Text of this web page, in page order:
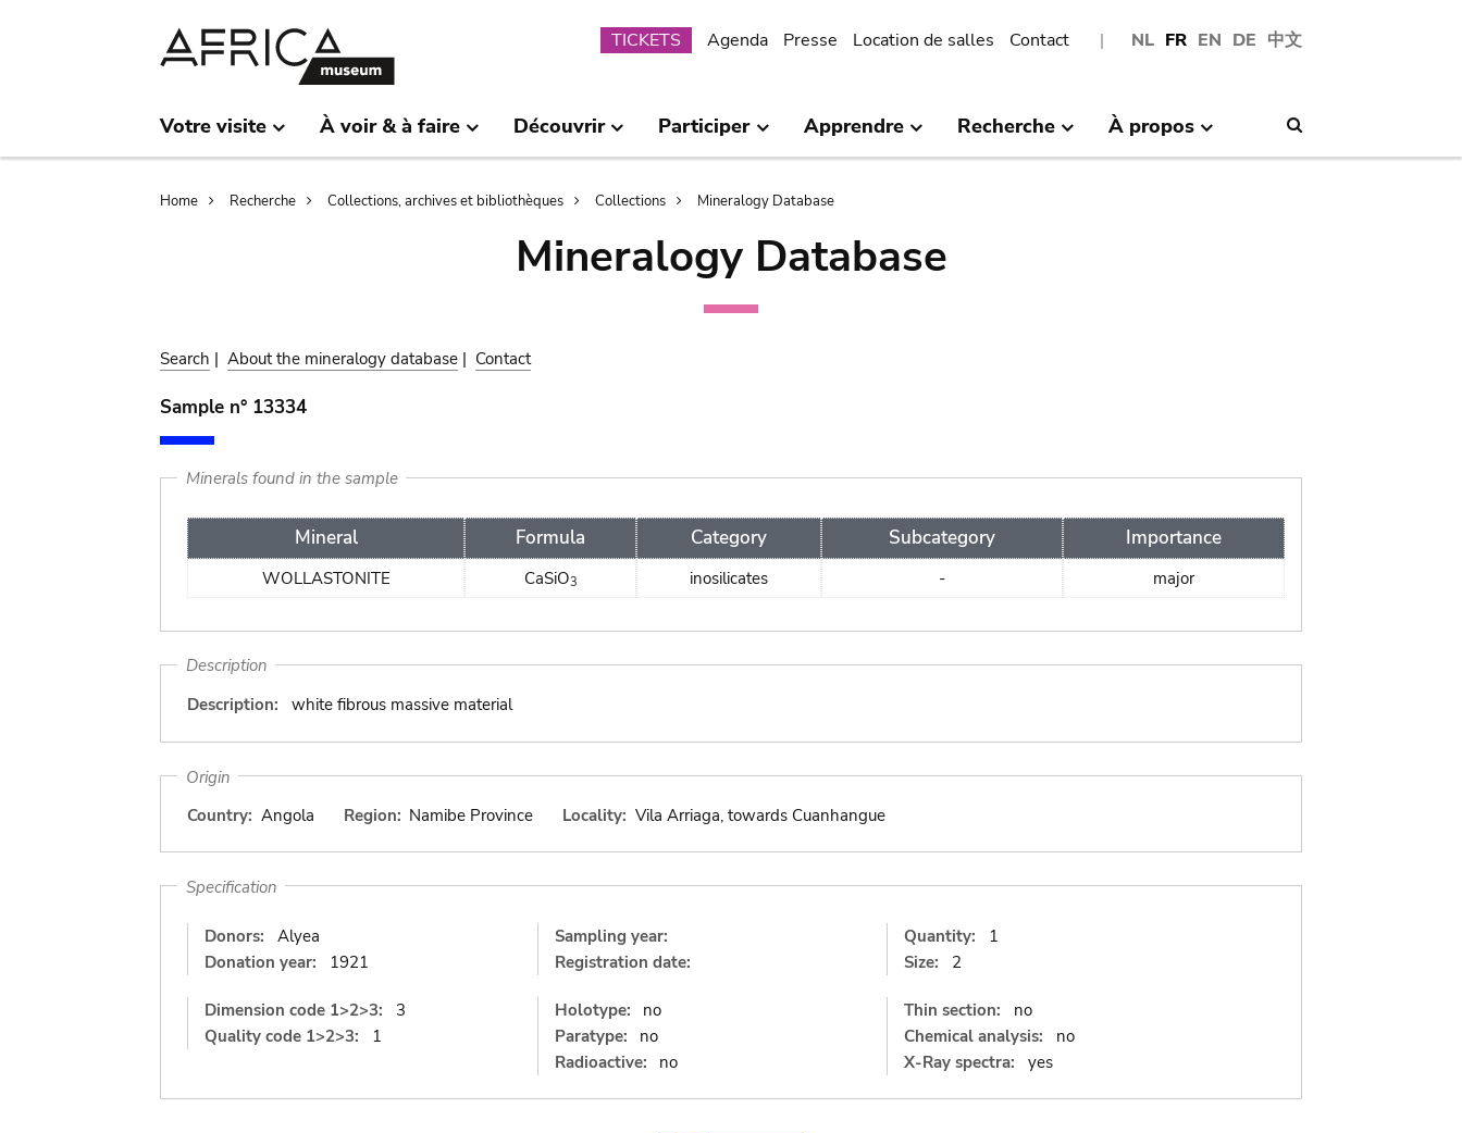
NL FR EN DE 中文
Submenu
TICKETS Agenda Presse Location de salles Contact
Votre visite À voir & à faire Découvrir Participer Apprendre Recherche À propos
Breadcrumb
Home Recherche Collections, archives et bibliothèques Collections Mineralogy Database
Mineralogy Database
Search | About the mineralogy database | Contact
Sample n° 13334
Minerals found in the sample
Mineral Formula Category Subcategory Importance
WOLLASTONITE CaSiO3 inosilicates - major
Description
Description:
white fibrous massive material
Origin
Country: Angola Region: Namibe Province Locality: Vila Arriaga, towards Cuanhangue
Specification
Donors:
Alyea
Donation year:
1921
Sampling year:
Registration date:
Quantity:
1
Size:
2
Dimension code 1>2>3:
3
Quality code 1>2>3:
1
Holotype:
no
Paratype:
no
Radioactive:
no
Thin section:
no
Chemical analysis:
no
X-Ray spectra:
yes